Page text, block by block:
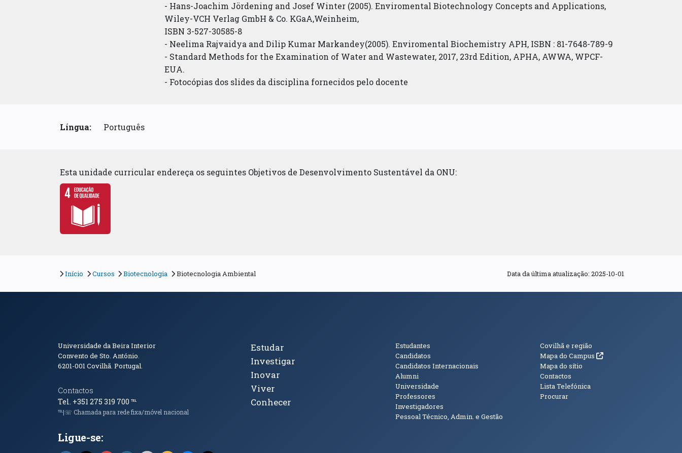
- Hans-Joachim Jördening and Josef Winter (2005). Enviromental Biotechnology Concepts and Applications,
Wiley-VCH Verlag GmbH & Co. KGaA,Weinheim,
ISBN 3-527-30585-8
- Neelima Rajvaidya and Dilip Kumar Markandey(2005). Enviromental Biochemistry APH, ISBN : 81-7648-789-9
- Standard Methods for the Examination of Water and Wastewater, 2017, 23rd Edition, APHA, AWWA, WPCF-
EUA.
- Fotocópias dos slides da disciplina fornecidos pelo docente
Língua: Português
Esta unidade curricular endereça os seguintes Objetivos de Desenvolvimento Sustentável da ONU:
Início Cursos Biotecnologia Biotecnologia Ambiental Data da última atualização: 2025-10-01
Informações de Contacto
Universidade da Beira Interior
Convento de Sto. António.
6201-001Covilhã. Portugal.
Contactos
Tel. +351 275 319 700 ℡
℡|☏ Chamada para rede fixa/móvel nacional
Ligue-se:
Tópicos Principais
Estudar
Investigar
Inovar
Viver
Conhecer
Públicos
Estudantes
Candidatos
Candidatos Internacionais
Alumni
Universidade
Professores
Investigadores
Pessoal Técnico, Admin. e Gestão
Informações
Covilhã e região
Mapa do Campus (abre em nova janela)
Mapa do sítio
Contactos
Lista Telefónica
Procurar